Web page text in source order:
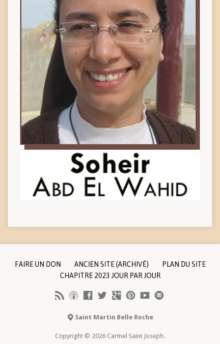
FAIRE UN DON ANCIEN SITE (ARCHIVÉ)
PLAN DU SITE
CHAPITRE 2023 JOUR PAR JOUR
Saint Martin Belle Roche
Copyright © 2026 Carmel Saint Joseph.